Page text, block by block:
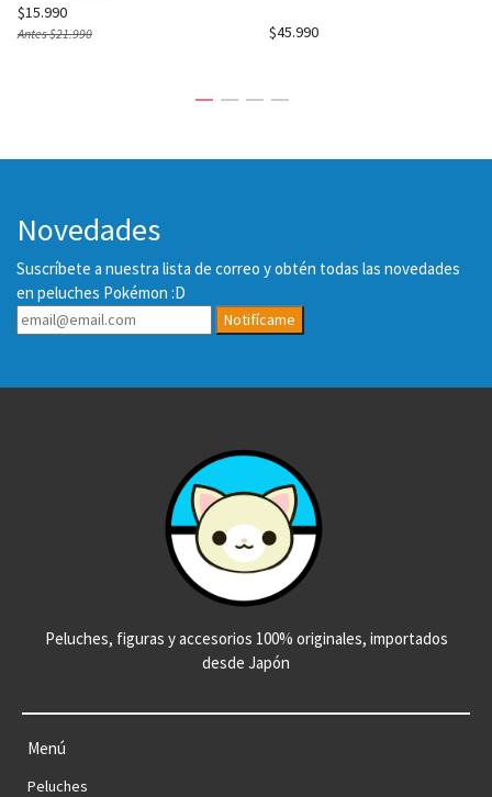
$15.990
Antes$21.990 $45.990
Novedades
Suscríbete a nuestra lista de correo y obtén todas las novedades
en peluches Pokémon :D
Notifícame
Peluches, figuras y accesorios 100% originales, importados
desde Japón
Menú
Peluches